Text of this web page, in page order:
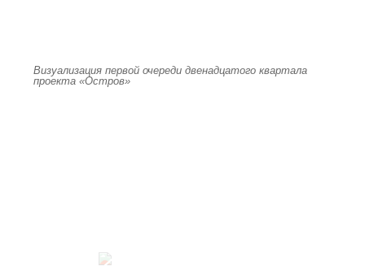
Визуализация первой очереди двенадцатого квартала
проекта «Остров»